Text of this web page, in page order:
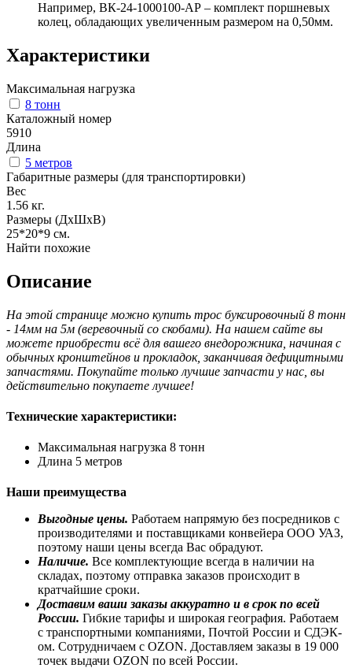
Например, ВК-24-1000100-АР – комплект поршневых
колец, обладающих увеличенным размером на 0,50мм.
Характеристики
Максимальная нагрузка
8 тонн
Каталожный номер
5910
Длина
5 метров
Габаритные размеры (для транспортировки)
Вес
1.56 кг.
Размеры (ДхШхВ)
25*20*9 см.
Найти похожие
Описание
На этой странице можно купить трос буксировочный 8 тонн
- 14мм на 5м (веревочный со скобами). На нашем сайте вы
можете приобрести всё для вашего внедорожника, начиная с
обычных кронштейнов и прокладок, заканчивая дефицитными
запчастями. Покупайте только лучшие запчасти у нас, вы
действительно покупаете лучшее!
Технические характеристики:
Максимальная нагрузка 8 тонн
Длина 5 метров
Наши преимущества
Выгодные цены. Работаем напрямую без посредников с
производителями и поставщиками конвейера ООО УАЗ,
поэтому наши цены всегда Вас обрадуют.
Наличие. Все комплектующие всегда в наличии на
складах, поэтому отправка заказов происходит в
кратчайшие сроки.
Доставим ваши заказы аккуратно и в срок по всей
России. Гибкие тарифы и широкая география. Работаем
с транспортными компаниями, Почтой России и СДЭК-
ом. Сотрудничаем с OZON. Доставляем заказы в 19 000
точек выдачи OZON по всей России.